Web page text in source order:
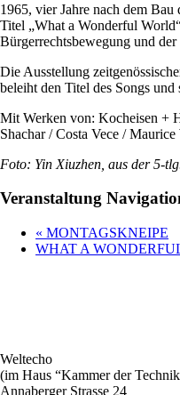
1965, vier Jahre nach dem
Titel „What a Wonderful
Bürgerrechtsbewegung und
Die Ausstellung
beleiht den Titel des Songs
Mit Werken von: Kocheisen +
Shachar / Costa Vece /
Foto: Yin Xiuzhen, aus der 5-
Veranstaltung
« MONTAGSKNEIPE
WHAT A
Weltecho
(im Haus “Kammer der
Annaberger Strasse 24